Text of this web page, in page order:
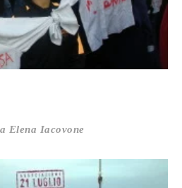
DI VIOLENZA SONO
Elena Iacovone